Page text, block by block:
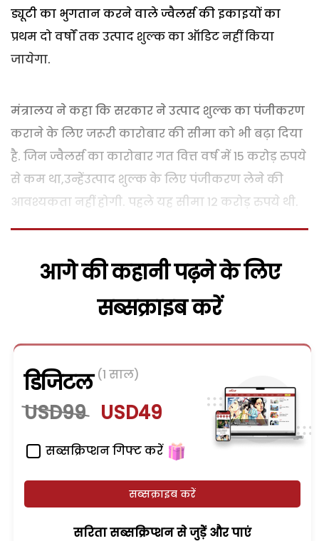
ड्यूटी का भुगतान करने वाले ज्वैलर्स की इकाइयों का
प्रथम दो वर्षों तक उत्पाद शुल्क का ऑडिट नहीं किया
जायेगा.
मंत्रालय ने कहा कि सरकार ने उत्पाद शुल्क का पंजीकरण
कराने के लिए जरूरी कारोबार की सीमा को भी बढ़ा दिया
है. जिन ज्वैलर्स का कारोबार गत वित्त वर्ष में 15 करोड़ रुपये
से कम था,उन्हेंउत्पाद शुल्क के लिए पंजीकरण लेने की
आवश्यकता नहीं होगी. पहले यह सीमा 12 करोड़ रुपये थी.
आगे की कहानी पढ़ने के लिए
सब्सक्राइब करें
डिजिटल (1 साल)
USD99 USD49
सब्सक्रिप्शन गिफ्ट करें
सब्सक्राइब करें
सरिता सब्सक्रिप्शन से जुड़ेें और पाएं